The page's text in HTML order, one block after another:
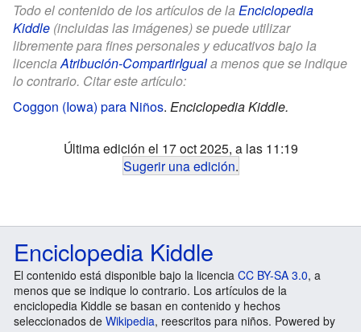
Todo el contenido de los artículos de la Enciclopedia
Kiddle (incluidas las imágenes) se puede utilizar
libremente para fines personales y educativos bajo la
licenciaAtribución-CompartirIguala menos que se indique
lo contrario. Citar este artículo:
Coggon (Iowa) para Niños. Enciclopedia Kiddle.
Última edición el 17 oct 2025, a las 11:19
Sugerir una edición.
Enciclopedia Kiddle
El contenido está disponible bajo la licencia CC BY-SA 3.0, a
menos que se indique lo contrario. Los artículos de la
enciclopedia Kiddle se basan en contenido y hechos
seleccionados de Wikipedia, reescritos para niños. Powered by